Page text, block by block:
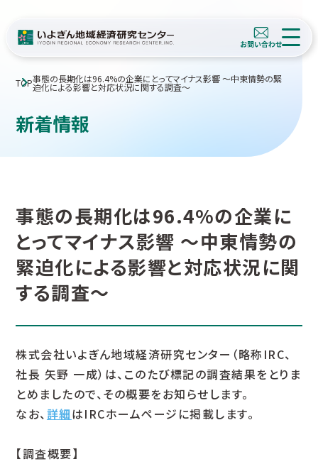
TOP事態の長期化は96.4%の企業にとってマイナス影響 ～中東情勢の緊
迫化による影響と対応状況に関する調査～
新着情報
事態の長期化は96.4%の企業に
とってマイナス影響 ～中東情勢の
緊迫化による影響と対応状況に関
する調査～
株式会社いよぎん地域経済研究センター（略称IRC、
社長 矢野 一成）は、このたび標記の調査結果をとりま
とめましたので、その概要をお知らせします。
なお、詳細はIRCホームページに掲載します。
【調査概要】